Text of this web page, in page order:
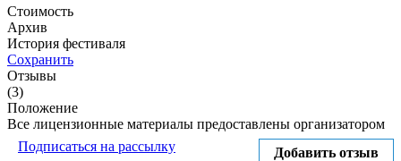
Стоимость
Архив
История фестиваля
Сохранить
Отзывы
(3)
Положение
Все лицензионные материалы предоставлены организатором
Добавить отзыв
Подписаться на рассылку